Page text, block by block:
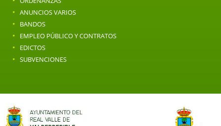
· ANUNCIOS VARIOS
· BANDOS
· EMPLEO PÚBLICO Y CONTRATOS
· EDICTOS
· SUBVENCIONES